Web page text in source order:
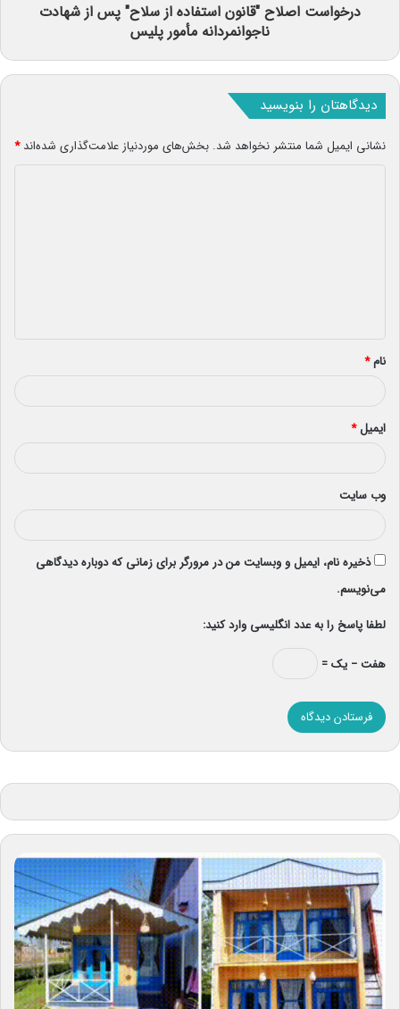
درخواست اصلاح "قانون استفاده از سلاح" پس از شهادت
ناجوانمردانه مأمور پلیس
دیدگاهتان را بنویسید
نشانی ایمیل شما منتشر نخواهد شد. بخش‌های موردنیاز علامت‌گذاری شده‌اند*
*
نام*
ایمیل*
وب‌ سایت
ذخیره نام، ایمیل و وبسایت من در مرورگر برای زمانی که دوباره دیدگاهی
می‌نویسم.
لطفا پاسخ را به عدد انگلیسی وارد کنید:
هفت − یک =